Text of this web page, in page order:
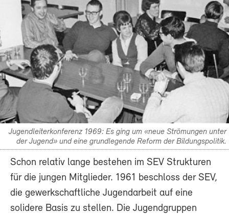
Jugendleiterkonferenz 1969: Es ging um «neue Strömungen unter
der Jugend» und eine grundlegende Reform der Bildungspolitik.
Schon relativ lange bestehen im SEV Strukturen
für die jungen Mitglieder. 1961 beschloss der SEV,
die gewerkschaftliche Jugendarbeit auf eine
solidere Basis zu stellen. Die Jugendgruppen